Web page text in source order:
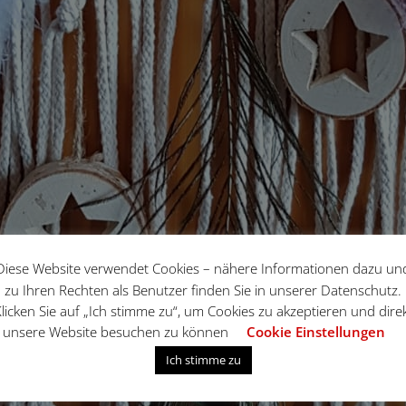
Website verwendet Cookies – nähere Informationen dazu
zu Ihren Rechten als Benutzer finden Sie in unserer Datenschutz.
Sie auf „Ich stimme zu“, um Cookies zu akzeptieren und
unsere Website besuchen zu können
Cookie Einstellungen
Ich stimme zu